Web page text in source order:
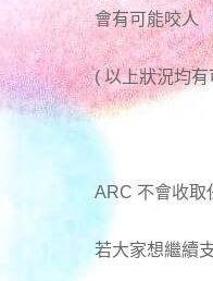
會有可能咬人
( 以上狀況均
ARC 不會收取
若大家想繼續